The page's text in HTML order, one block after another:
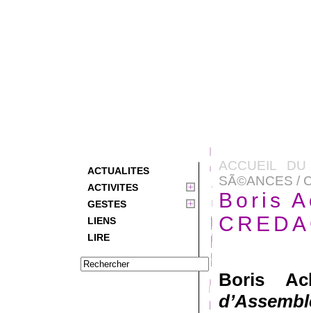
ACTUALITES
ACTIVITES
GESTES
LIENS
LIRE
ACCUEIL
SÃ©ANCES /
Boris
Boris